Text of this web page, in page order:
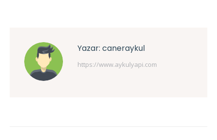
Yazar: caneraykul
https://www.aykulyapi.com